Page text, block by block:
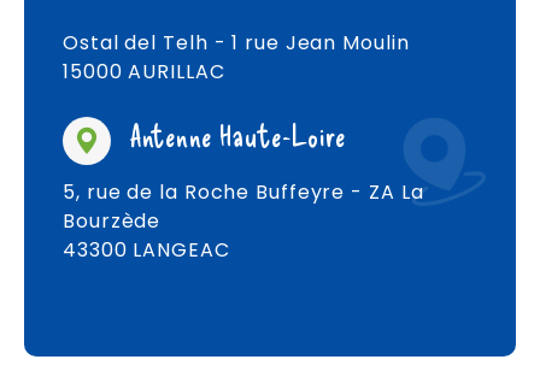
Ostal del Telh - 1 rue Jean Moulin
15000 AURILLAC
Antenne Haute-Loire
5, rue de la Roche Buffeyre - ZA La
Bourzède
43300 LANGEAC